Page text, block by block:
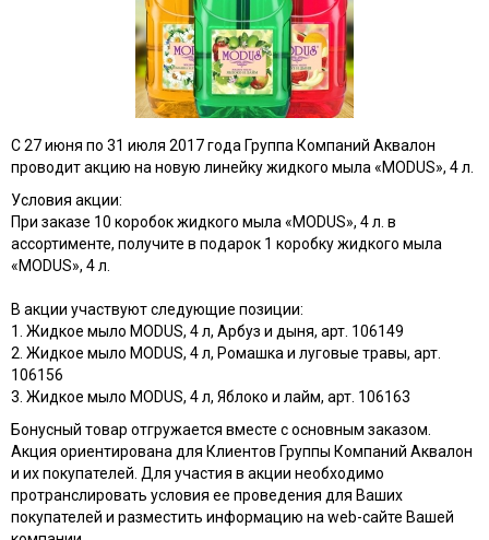
C 27 июня по 31 июля 2017 года Группа Компаний Аквалон
проводит акцию на новую линейку жидкого мыла «MODUS», 4 л.
Условия акции:
При заказе 10 коробок жидкого мыла «MODUS», 4 л. в
ассортименте, получите в подарок 1 коробку жидкого мыла
«MODUS», 4 л.
В акции участвуют следующие позиции:
1. Жидкое мыло MODUS, 4 л, Арбуз и дыня, арт. 106149
2. Жидкое мыло MODUS, 4 л, Ромашка и луговые травы, арт.
106156
3. Жидкое мыло MODUS, 4 л, Яблоко и лайм, арт. 106163
Бонусный товар отгружается вместе с основным заказом.
Акция ориентирована для Клиентов Группы Компаний Аквалон
и их покупателей. Для участия в акции необходимо
протранслировать условия ее проведения для Ваших
покупателей и разместить информацию на web-сайте Вашей